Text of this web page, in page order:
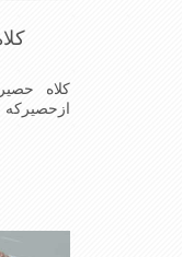
کلاه
ازحصیرکه
کلاه
است سبک